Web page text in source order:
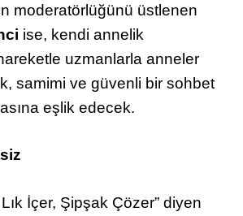
moderatörlüğünü üstlenen
ise, kendi annelik
uzmanlarla anneler
samimi ve güvenli bir sohbet
eşlik edecek.
İçer, Şipşak Çözer” diyen